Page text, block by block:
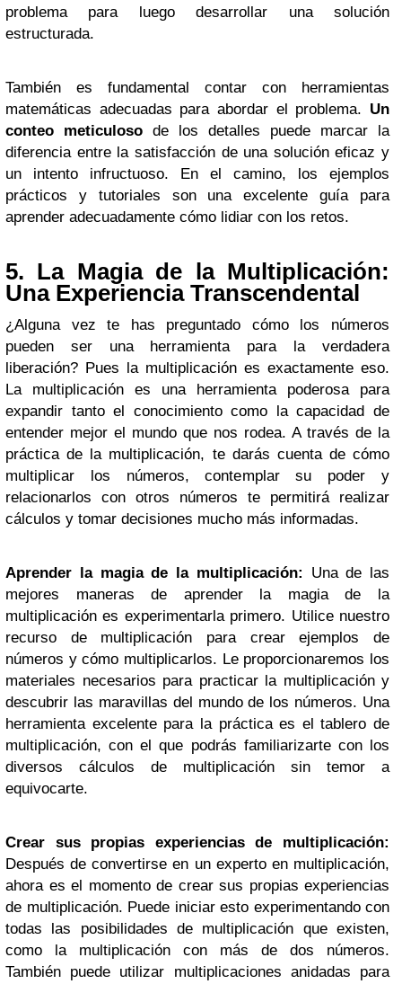
problema para luego desarrollar una solución
estructurada.
También es fundamental contar con herramientas
matemáticas adecuadas para abordar el problema. Un
conteo meticuloso de los detalles puede marcar la
diferencia entre la satisfacción de una solución eficaz y
un intento infructuoso. En el camino, los ejemplos
prácticos y tutoriales son una excelente guía para
aprender adecuadamente cómo lidiar con los retos.
5. La Magia de la Multiplicación:
Una Experiencia Transcendental
¿Alguna vez te has preguntado cómo los números
pueden ser una herramienta para la verdadera
liberación? Pues la multiplicación es exactamente eso.
La multiplicación es una herramienta poderosa para
expandir tanto el conocimiento como la capacidad de
entender mejor el mundo que nos rodea. A través de la
práctica de la multiplicación, te darás cuenta de cómo
multiplicar los números, contemplar su poder y
relacionarlos con otros números te permitirá realizar
cálculos y tomar decisiones mucho más informadas.
Aprender la magia de la multiplicación: Una de las
mejores maneras de aprender la magia de la
multiplicación es experimentarla primero. Utilice nuestro
recurso de multiplicación para crear ejemplos de
números y cómo multiplicarlos. Le proporcionaremos los
materiales necesarios para practicar la multiplicación y
descubrir las maravillas del mundo de los números. Una
herramienta excelente para la práctica es el tablero de
multiplicación, con el que podrás familiarizarte con los
diversos cálculos de multiplicación sin temor a
equivocarte.
Crear sus propias experiencias de multiplicación:
Después de convertirse en un experto en multiplicación,
ahora es el momento de crear sus propias experiencias
de multiplicación. Puede iniciar esto experimentando con
todas las posibilidades de multiplicación que existen,
como la multiplicación con más de dos números.
También puede utilizar multiplicaciones anidadas para